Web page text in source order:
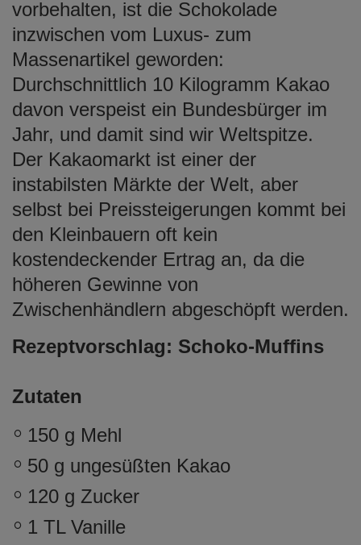
vorbehalten, ist die Schokolade
inzwischen vom Luxus- zum
Massenartikel geworden:
Durchschnittlich 10 Kilogramm Kakao
davon verspeist ein Bundesbürger im
Jahr, und damit sind wir Weltspitze.
Der Kakaomarkt ist einer der
instabilsten Märkte der Welt, aber
selbst bei Preissteigerungen kommt bei
den Kleinbauern oft kein
kostendeckender Ertrag an, da die
höheren Gewinne von
Zwischenhändlern abgeschöpft werden.
Rezeptvorschlag: Schoko-Muffins
Zutaten
150 g Mehl
50 g ungesüßten Kakao
120 g Zucker
1 TL Vanille